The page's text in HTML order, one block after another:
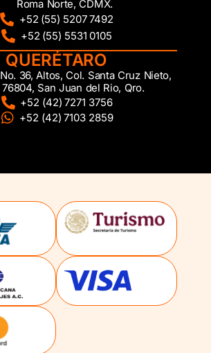
Roma Norte, CDMX.
+52 (55) 5207 7492
+52 (55) 5531 0105
QUERÉTARO
36, Altos, Col. Santa Cruz Nieto,
76804, San Juan del Rio, Qro.
+52 (42) 7271 3756
+52 (42) 7103 2859